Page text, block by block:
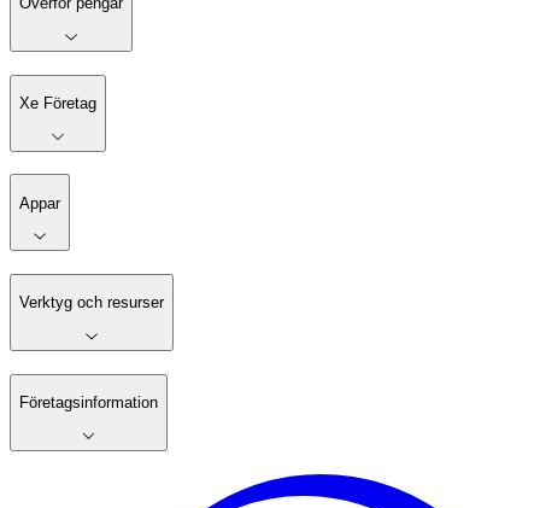
Xe Företag
Appar
Verktyg och resurser
Företagsinformation